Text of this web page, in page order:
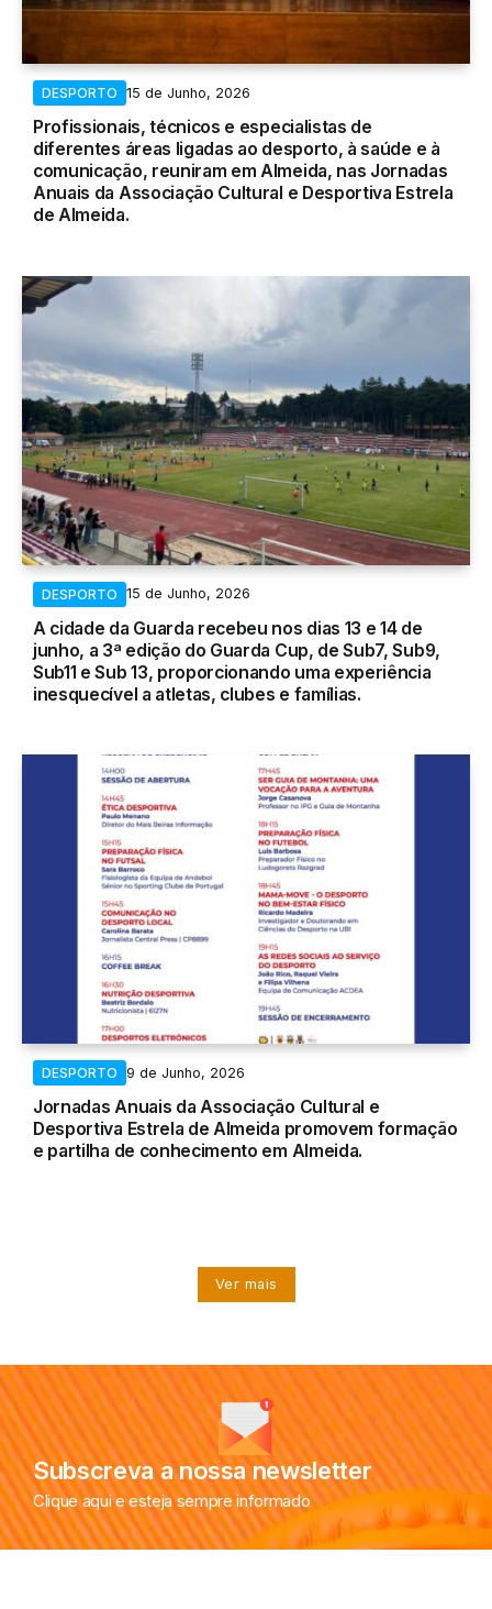
DESPORTO 15 de Junho, 2026
Profissionais, técnicos e especialistas de
diferentes áreas ligadas ao desporto, à saúde e à
comunicação, reuniram em Almeida, nas Jornadas
Anuais da Associação Cultural e Desportiva Estrela
de Almeida.
DESPORTO 15 de Junho, 2026
A cidade da Guarda recebeu nos dias 13 e 14 de
junho, a 3ª edição do Guarda Cup, de Sub7, Sub9,
Sub11 e Sub 13, proporcionando uma experiência
inesquecível a atletas, clubes e famílias.
DESPORTO 9 de Junho, 2026
Jornadas Anuais da Associação Cultural e
Desportiva Estrela de Almeida promovem formação
e partilha de conhecimento em Almeida.
Ver mais
Subscreva a nossa newsletter
Clique aqui e esteja sempre informado